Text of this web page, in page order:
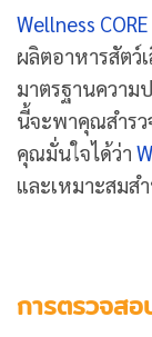
Wellness CORE
ผลิตอาหารสัตว์
มาตรฐานความ
นี้จะพาคุณสำรว
คุณมั่นใจได้ว่า
และเหมาะสม
การตรวจส